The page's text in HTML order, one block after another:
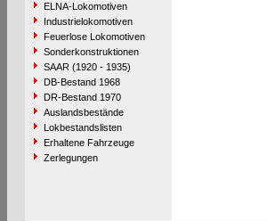
ELNA-Lokomotiven
Industrielokomotiven
Feuerlose Lokomotiven
Sonderkonstruktionen
SAAR (1920 - 1935)
DB-Bestand 1968
DR-Bestand 1970
Auslandsbestände
Lokbestandslisten
Erhaltene Fahrzeuge
Zerlegungen